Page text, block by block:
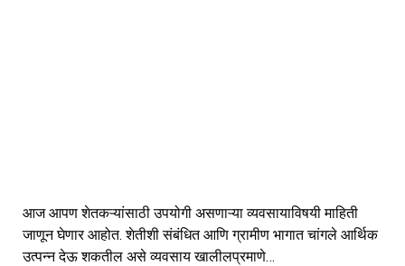
आज आपण शेतकऱ्यांसाठी उपयोगी असणाऱ्या व्यवसायाविषयी माहिती
जाणून घेणार आहोत. शेतीशी संबंधित आणि ग्रामीण भागात चांगले आर्थिक
उत्पन्न देऊ शकतील असे व्यवसाय खालीलप्रमाणे…